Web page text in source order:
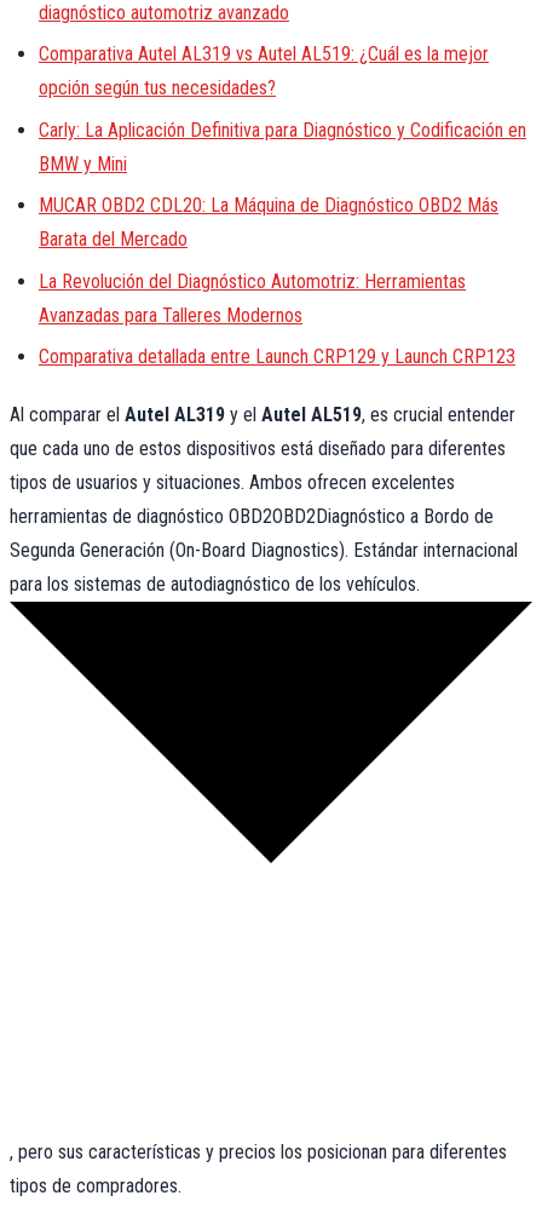
diagnóstico automotriz avanzado
Comparativa Autel AL319 vs Autel AL519: ¿Cuál es la mejor
opción según tus necesidades?
Carly: La Aplicación Definitiva para Diagnóstico y Codificación en
BMW y Mini
MUCAR OBD2 CDL20: La Máquina de Diagnóstico OBD2 Más
Barata del Mercado
La Revolución del Diagnóstico Automotriz: Herramientas
Avanzadas para Talleres Modernos
Comparativa detallada entre Launch CRP129 y Launch CRP123
Al comparar el Autel AL319 y el Autel AL519, es crucial entender
que cada uno de estos dispositivos está diseñado para diferentes
tipos de usuarios y situaciones. Ambos ofrecen excelentes
herramientas de diagnóstico OBD2OBD2Diagnóstico a Bordo de
Segunda Generación (On-Board Diagnostics). Estándar internacional
para los sistemas de autodiagnóstico de los vehículos.
, pero sus características y precios los posicionan para diferentes
tipos de compradores.